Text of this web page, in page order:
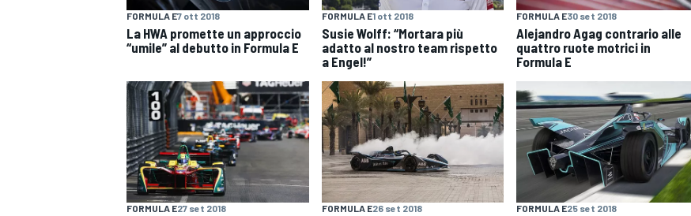
FORMULA E7 ott 2018
La HWA promette un approccio
“umile” al debutto in Formula E
FORMULA E1 ott 2018
Susie Wolff: “Mortara più
adatto al nostro team rispetto
a Engel!”
FORMULA E30 set 2018
Alejandro Agag contrario alle
quattro ruote motrici in
Formula E
FORMULA E27 set 2018 FORMULA E26 set 2018 FORMULA E25 set 2018